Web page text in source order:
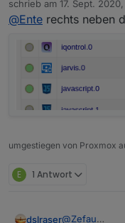
schrieb am 17. Sept.
zuletzt editiert von
@Ente rechts neben
umgestiegen von Proxmox
E 1 Antwort
dslraser@Zefau